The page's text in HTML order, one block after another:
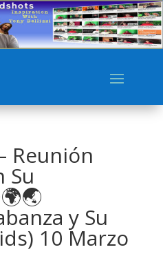
Reunión
Su
y Su
10 Marzo